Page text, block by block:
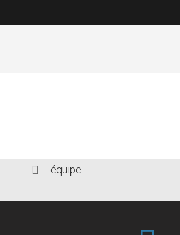
équipe